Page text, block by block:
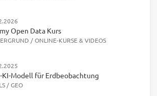
Open Data Kurs
/ONLINE-KURSE & VIDEOS
KI-Modell für Erdbeobachtung
/GEO